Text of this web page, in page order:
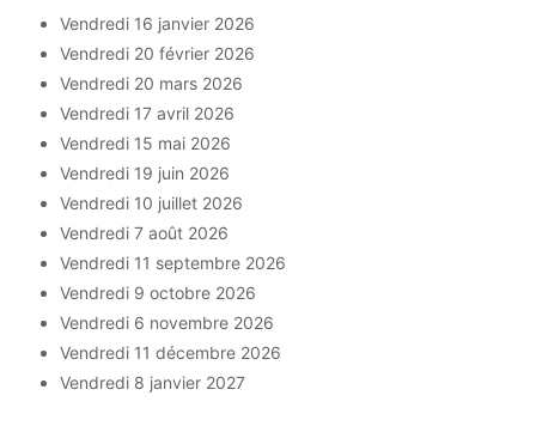
Vendredi 16 janvier 2026
Vendredi 20 février 2026
Vendredi 20 mars 2026
Vendredi 17 avril 2026
Vendredi 15 mai 2026
Vendredi 19 juin 2026
Vendredi 10 juillet 2026
Vendredi 7 août 2026
Vendredi 11 septembre 2026
Vendredi 9 octobre 2026
Vendredi 6 novembre 2026
Vendredi 11 décembre 2026
Vendredi 8 janvier 2027